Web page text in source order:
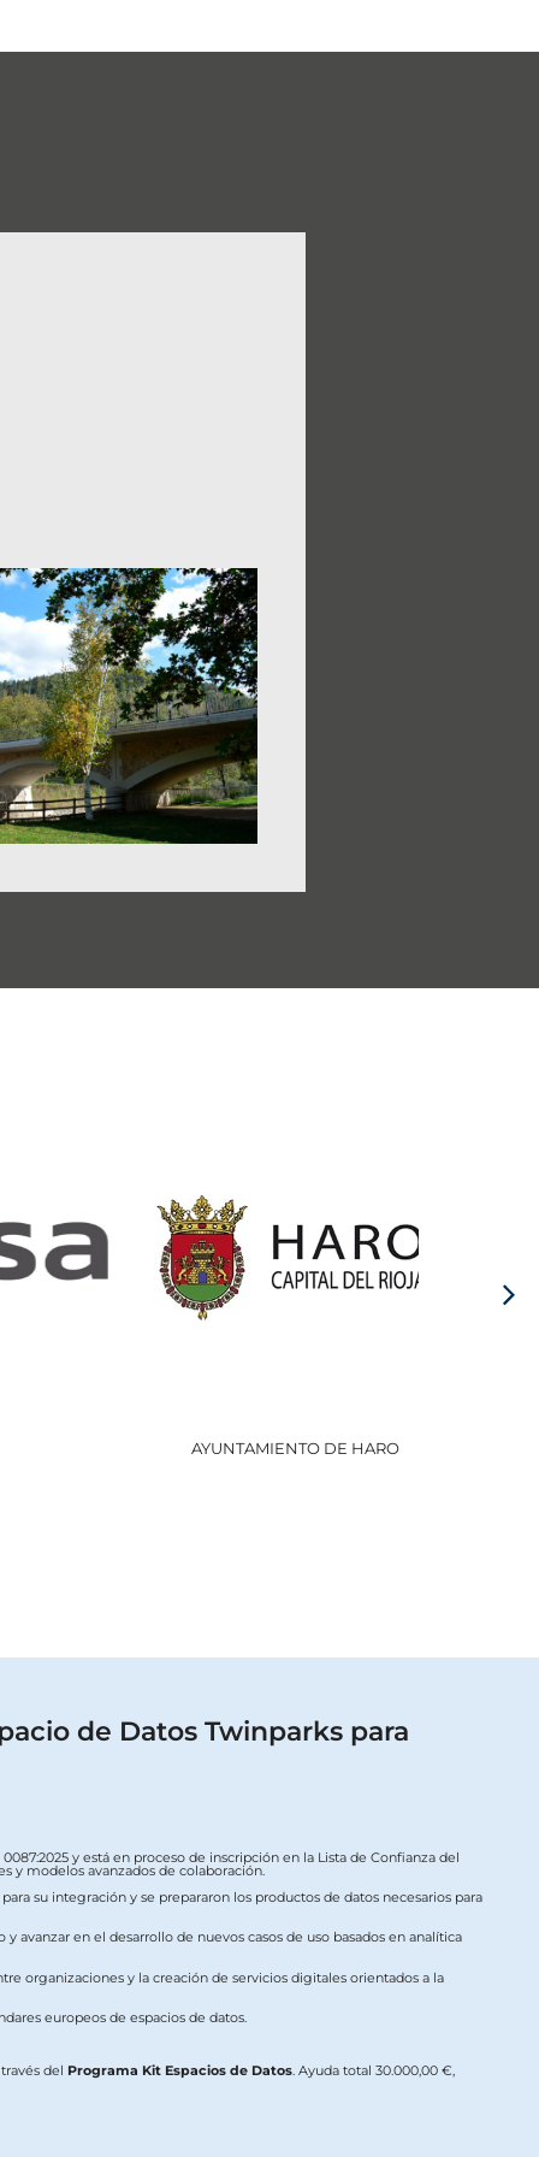
AYUNTAMIENTO DE HARO
de Datos Twinparks para
y está en proceso de inscripción en la Lista de Confianza del
y modelos avanzados de colaboración.
su integración y se prepararon los productos de datos necesarios para
en el desarrollo de nuevos casos de uso basados en analítica
organizaciones y la creación de servicios digitales orientados a la
europeos de espacios de datos.
través del Programa Kit Espacios de Datos. Ayuda total 30.000,00 €,